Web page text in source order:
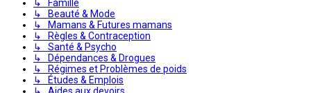
↳ Famille
↳ Beauté & Mode
↳ Mamans & Futures mamans
↳ Règles & Contraception
↳ Santé & Psycho
↳ Dépendances & Drogues
↳ Régimes et Problèmes de poids
↳ Études & Emplois
↳ Aides aux devoirs